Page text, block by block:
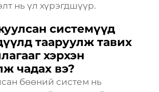
нь үл хүрэгдшүүр.
системүүд
тааруулж тавих
хэрхэн
чадах вэ?
бөөний систем нь